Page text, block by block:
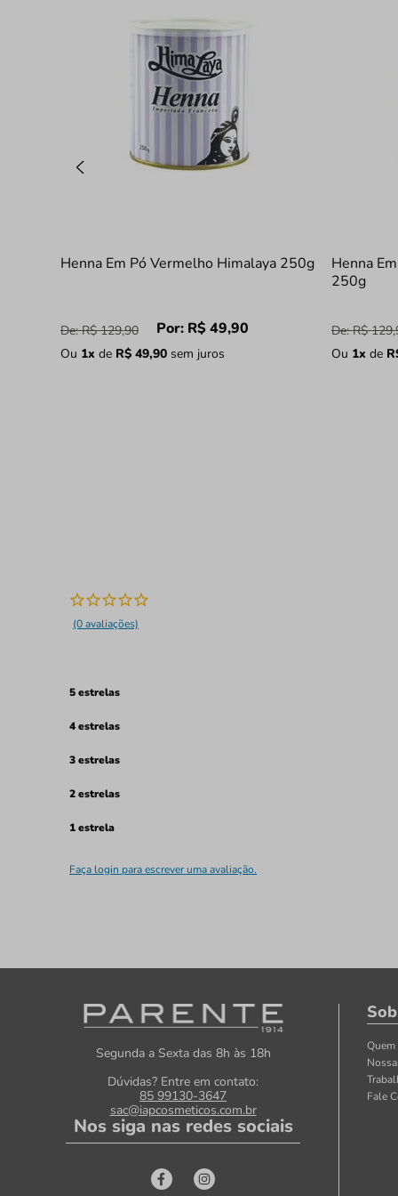
Henna Em Pó Vermelho Himalaya 250g
De:R$ 129,90 Por: R$ 49,90
Ou 1x de R$ 49,90sem juros
Henna
250g
De:R$ 129,
Ou 1x de
(0 avaliações)
5 estrelas
4 estrelas
3 estrelas
2 estrelas
1 estrela
Faça login para escrever uma avaliação.
Segunda a Sexta das 8h às 18h
Dúvidas? Entre em contato:
85 99130-3647
sac@iapcosmeticos.com.br
Nos siga nas redes sociais
Quem
Fale